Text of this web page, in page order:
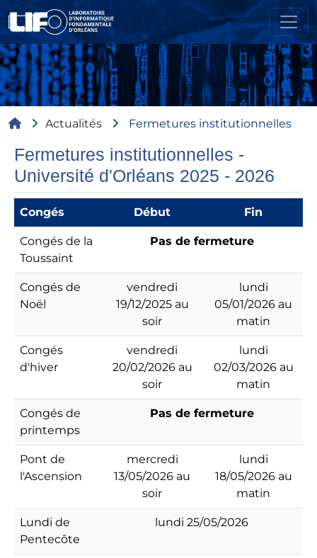
Aller au contenu principal
Fil d'Ariane
Actualités Fermetures institutionnelles
Fermetures institutionnelles -
Université d'Orléans 2025 - 2026
Congés Début Fin
Congés de la
Toussaint
Pas de fermeture
Congés de
Noël
vendredi
19/12/2025 au
soir
lundi
05/01/2026 au
matin
Congés
d'hiver
vendredi
20/02/2026 au
soir
lundi
02/03/2026 au
matin
Congés de
printemps
Pas de fermeture
Pont de
l'Ascension
mercredi
13/05/2026 au
soir
lundi
18/05/2026 au
matin
Lundi de
Pentecôte
lundi 25/05/2026